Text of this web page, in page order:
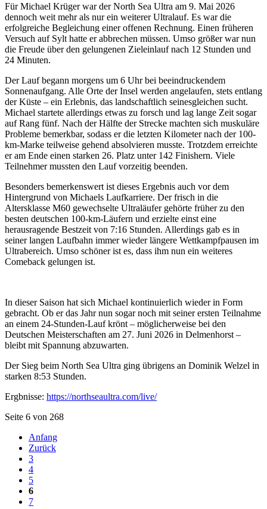
Für Michael Krüger war der North Sea Ultra am 9. Mai 2026
dennoch weit mehr als nur ein weiterer Ultralauf. Es war die
erfolgreiche Begleichung einer offenen Rechnung. Einen früheren
Versuch auf Sylt hatte er abbrechen müssen. Umso größer war nun
die Freude über den gelungenen Zieleinlauf nach 12 Stunden und
24 Minuten.
Der Lauf begann morgens um 6 Uhr bei beeindruckendem
Sonnenaufgang. Alle Orte der Insel werden angelaufen, stets entlang
der Küste – ein Erlebnis, das landschaftlich seinesgleichen sucht.
Michael startete allerdings etwas zu forsch und lag lange Zeit sogar
auf Rang fünf. Nach der Hälfte der Strecke machten sich muskuläre
Probleme bemerkbar, sodass er die letzten Kilometer nach der 100-
km-Marke teilweise gehend absolvieren musste. Trotzdem erreichte
er am Ende einen starken 26. Platz unter 142 Finishern. Viele
Teilnehmer mussten den Lauf vorzeitig beenden.
Besonders bemerkenswert ist dieses Ergebnis auch vor dem
Hintergrund von Michaels Laufkarriere. Der frisch in die
Altersklasse M60 gewechselte Ultraläufer gehörte früher zu den
besten deutschen 100-km-Läufern und erzielte einst eine
herausragende Bestzeit von 7:16 Stunden. Allerdings gab es in
seiner langen Laufbahn immer wieder längere Wettkampfpausen im
Ultrabereich. Umso schöner ist es, dass ihm nun ein weiteres
Comeback gelungen ist.
In dieser Saison hat sich Michael kontinuierlich wieder in Form
gebracht. Ob er das Jahr nun sogar noch mit seiner ersten Teilnahme
an einem 24-Stunden-Lauf krönt – möglicherweise bei den
Deutschen Meisterschaften am 27. Juni 2026 in Delmenhorst –
bleibt mit Spannung abzuwarten.
Der Sieg beim North Sea Ultra ging übrigens an Dominik Welzel in
starken 8:53 Stunden.
Ergbnisse: https://northseaultra.com/live/
Seite 6 von 268
Anfang
Zurück
3
4
5
6
7